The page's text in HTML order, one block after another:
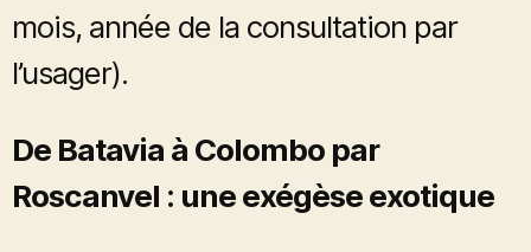
mois, année de la consultation par
l’usager).
De Batavia à Colombo par
Roscanvel : une exégèse exotique